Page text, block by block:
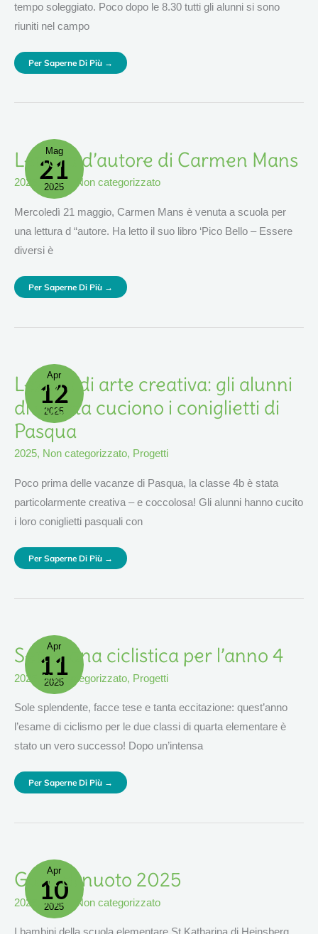
tempo soleggiato. Poco dopo le 8.30 tutti gli alunni si sono
riuniti nel campo
Per Saperne Di Più →
Mag
21
2025
Lettura d’autore di Carmen Mans
2025 ,eventi Non categorizzato
Mercoledì 21 maggio, Carmen Mans è venuta a scuola per
una lettura d “autore. Ha letto il suo libro ‘Pico Bello – Essere
diversi è
Lettura
D’autore
Carmen
Mans
Per Saperne Di Più →
Apr
12
2025
Lezioni di arte creativa: gli alunni
di quarta cuciono i coniglietti di
Pasqua
2025, Non categorizzato, Progetti
Poco prima delle vacanze di Pasqua, la classe 4b è stata
particolarmente creativa – e coccolosa! Gli alunni hanno cucito
i loro coniglietti pasquali con
Lezioni
Di
Arte
Creativa:
Gli
Alunni
Quarta
Cuciono
Coniglietti
Per Saperne Di Più →
Apr
11
2025
Settimana ciclistica per l’anno 4
2025 ,Non categorizzato, Progetti
Sole splendente, facce tese e tanta eccitazione: quest’anno
l’esame di ciclismo per le due classi di quarta elementare è
stato un vero successo! Dopo un’intensa
Settimana
Ciclistica
L’anno
4
Per Saperne Di Più →
Apr
10
2025
Gara di nuoto 2025
2025 ,eventi Non categorizzato
Gara
Di
Nuoto
2025